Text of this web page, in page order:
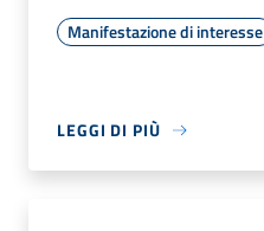
Manifestazione di interesse
LEGGI DI PIÙ